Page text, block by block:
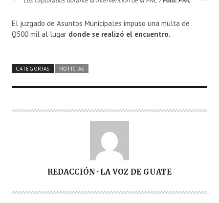
El juzgado de Asuntos Municipales impuso una multa de
Q500 mil al lugar donde se realizó el encuentro.
CATEGORÍAS NOTICIAS
T
REDACCIÓN · LA VOZ DE GUATE